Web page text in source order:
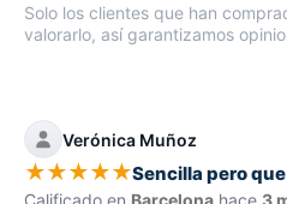
Solo los clientes que han
valorarlo, así garantizamos
Verónica Muñoz
★★★★★Sencilla pero